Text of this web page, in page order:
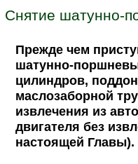
Снятие шатунно-
Прежде чем
шатунно-
цилиндров,
маслозаборной
извлечения из
двигателя без
настоящей Главы).